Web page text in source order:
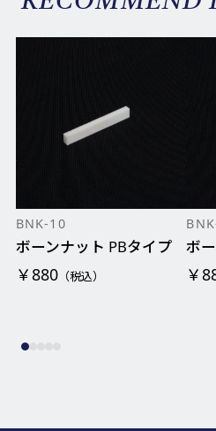
BNK-10
ボーンナット PBタイプ
￥880（税込）
ボ
￥